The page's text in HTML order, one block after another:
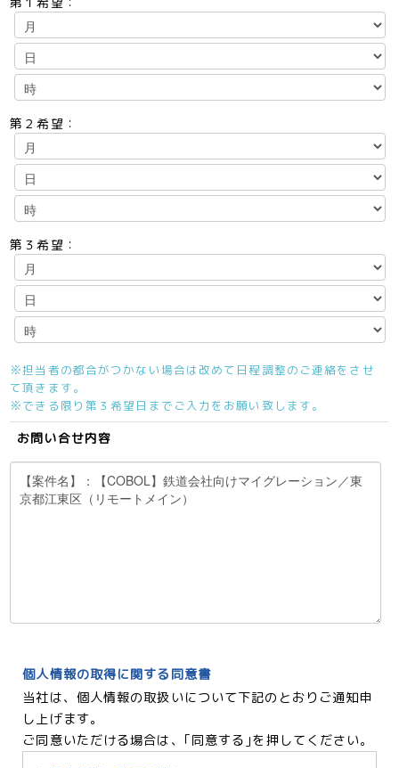
第２希望：
第３希望：
※担当者の都合がつかない場合は改めて日程調整のご連絡をさせ
て頂きます。
※できる限り第３希望日までご入力をお願い致します。
お問い合せ内容
個人情報の取得に関する同意書
当社は、個人情報の取扱いについて下記のとおりご通知申
し上げます。
ご同意いただける場合は、｢同意する｣を押してください。